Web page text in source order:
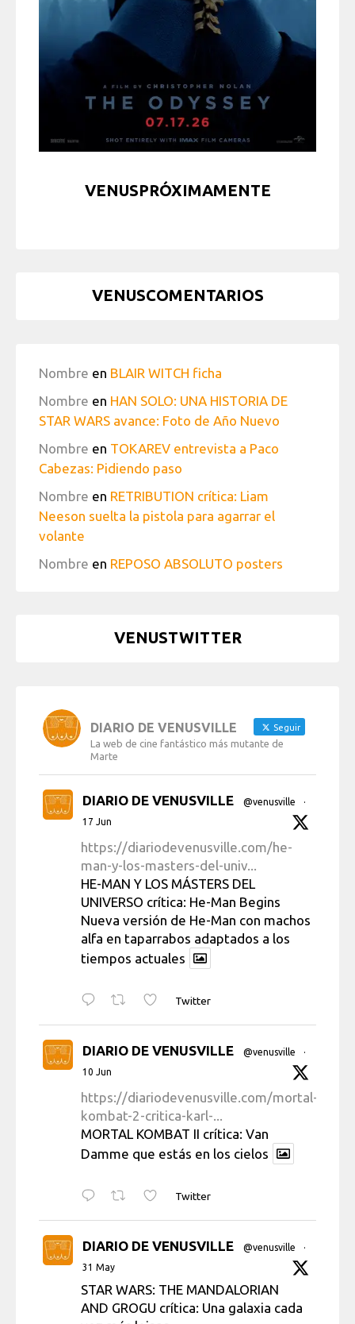
VENUSPRÓXIMAMENTE
VENUSCOMENTARIOS
Nombre en BLAIR WITCH ficha
Nombre en HAN SOLO: UNA HISTORIA DE
STAR WARS avance: Foto de Año Nuevo
Nombre en TOKAREV entrevista a Paco
Cabezas: Pidiendo paso
Nombre en RETRIBUTION crítica: Liam
Neeson suelta la pistola para agarrar el
volante
Nombre en REPOSO ABSOLUTO posters
VENUSTWITTER
DIARIO DE VENUSVILLE Seguir
La web de cine fantástico más mutante de
Marte
DIARIO DE VENUSVILLE @venusville
·
17 Jun
https://diariodevenusville.com/he-
man-y-los-masters-del-univ...
HE-MAN Y LOS MÁSTERS DEL
UNIVERSO crítica: He-Man Begins
Nueva versión de He-Man con machos
alfa en taparrabos adaptados a los
tiempos actuales
Twitter
DIARIO DE VENUSVILLE @venusville
·
10 Jun
https://diariodevenusville.com/mortal-
kombat-2-critica-karl-...
MORTAL KOMBAT II crítica: Van
Damme que estás en los cielos
Twitter
DIARIO DE VENUSVILLE @venusville
·
31 May
STAR WARS: THE MANDALORIAN
AND GROGU crítica: Una galaxia cada